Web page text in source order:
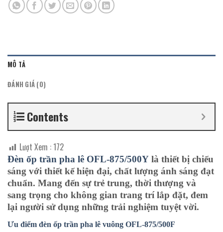
MÔ TẢ
ĐÁNH GIÁ (0)
Contents
Lượt Xem :172
Đèn ốp trần pha lê OFL-875/500Y là thiết bị chiếu
sáng với thiết kế hiện đại, chất lượng ánh sáng đạt
chuẩn. Mang đến sự trẻ trung, thời thượng và
sang trọng cho không gian trang trí lắp đặt, đem
lại người sử dụng những trải nghiệm tuyệt vời.
Ưu điểm đèn ốp trần pha lê vuông OFL-875/500F